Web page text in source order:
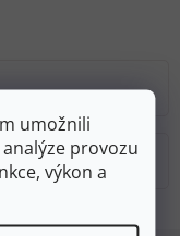
umožnili
provozu
výkon a